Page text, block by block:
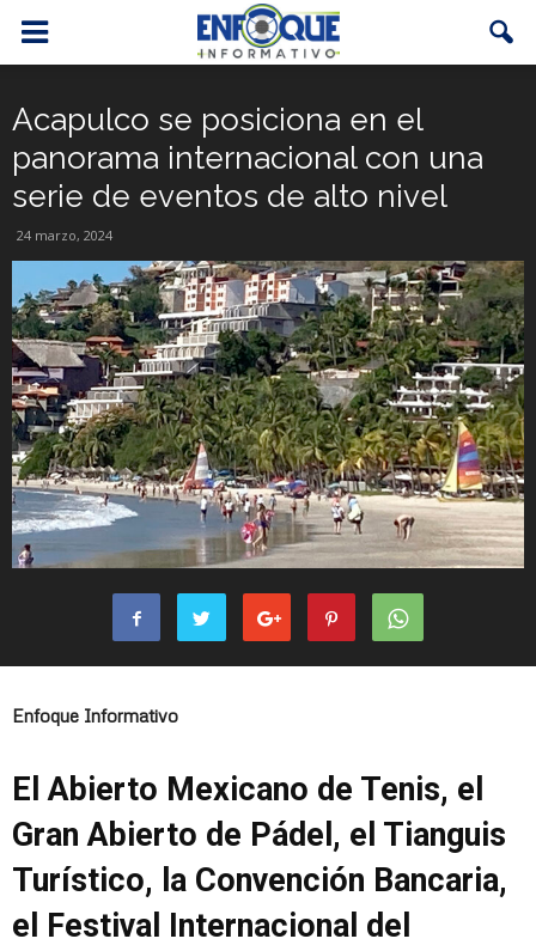
Acapulco se posiciona en el
panorama internacional con una
serie de eventos de alto nivel
24 marzo, 2024
Enfoque Informativo
El Abierto Mexicano de Tenis, el
Gran Abierto de Pádel, el Tianguis
Turístico, la Convención Bancaria,
el Festival Internacional del